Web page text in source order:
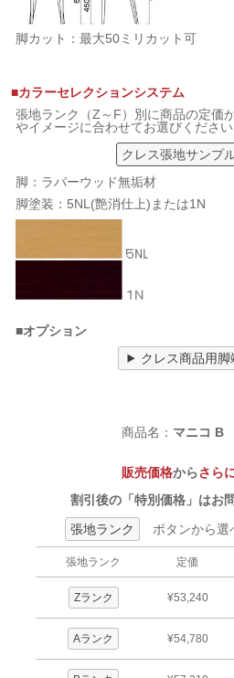
脚カット：最大50ミリカット可
■カラーセレクションシステム
張地ランク（Z～F）別に商品の定価
やイメージに合わせてお選びください
クレス張地サンプ
脚：ラバーウッド無垢材
脚塗装：5NL(艶消仕上)または1N
■オプション
クレス商品用脚
商品名： マニコ B
販売価格からさら
割引後の「特別価格」はお
張地ランク
ボタンから選
張地ランク 定価
Zランク ¥53,240
Aランク ¥54,780